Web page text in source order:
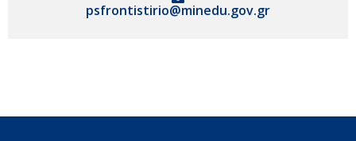
psfrontistirio@minedu.gov.gr